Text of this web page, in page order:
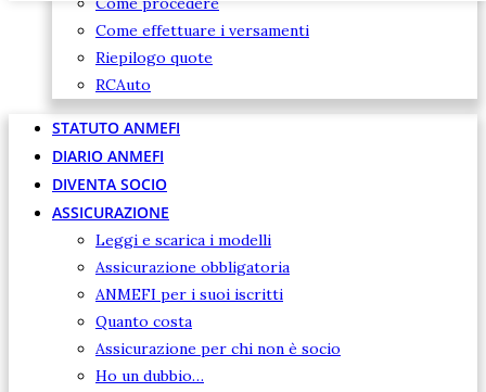
Come effettuare i versamenti
Riepilogo quote
RCAuto
STATUTO ANMEFI
DIARIO ANMEFI
DIVENTA SOCIO
ASSICURAZIONE
Leggi e scarica i modelli
Assicurazione obbligatoria
ANMEFI per i suoi iscritti
Quanto costa
Assicurazione per chi non è socio
Ho un dubbio…